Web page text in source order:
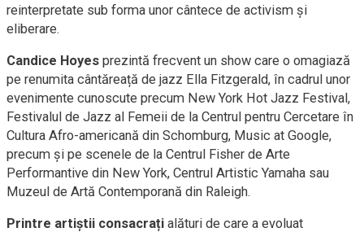
reinterpretate sub forma unor cântece de activism și
eliberare.
Candice Hoyes prezintă frecvent un show care o omagiază
pe renumita cântăreață de jazz Ella Fitzgerald, în cadrul unor
evenimente cunoscute precum New York Hot Jazz Festival,
Festivalul de Jazz al Femeii de la Centrul pentru Cercetare în
Cultura Afro-americană din Schomburg, Music at Google,
precum și pe scenele de la Centrul Fisher de Arte
Performantive din New York, Centrul Artistic Yamaha sau
Muzeul de Artă Contemporană din Raleigh.
Printre artiștii consacrați alături de care a evoluat